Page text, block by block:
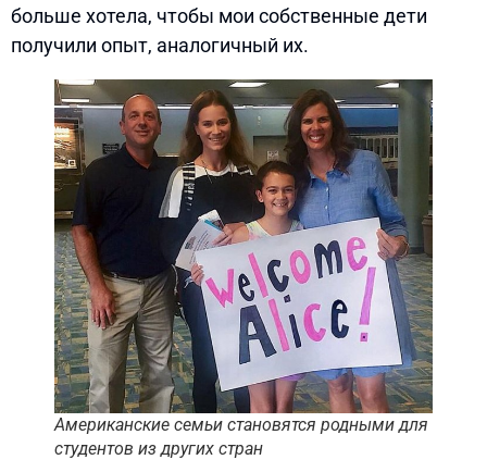
больше хотела, чтобы мои собственные дети
получили опыт, аналогичный их.
Американские семьи становятся родными для
студентов из других стран